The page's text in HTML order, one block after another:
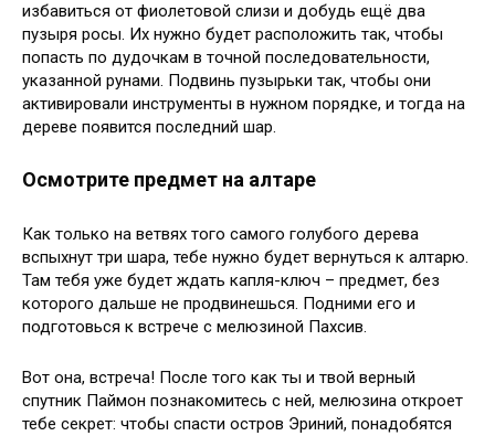
избавиться от фиолетовой слизи и добудь ещё два
пузыря росы. Их нужно будет расположить так, чтобы
попасть по дудочкам в точной последовательности,
указанной рунами. Подвинь пузырьки так, чтобы они
активировали инструменты в нужном порядке, и тогда на
дереве появится последний шар.
Осмотрите предмет на алтаре
Как только на ветвях того самого голубого дерева
вспыхнут три шара, тебе нужно будет вернуться к алтарю.
Там тебя уже будет ждать капля-ключ – предмет, без
которого дальше не продвинешься. Подними его и
подготовься к встрече с мелюзиной Пахсив.
Вот она, встреча! После того как ты и твой верный
спутник Паймон познакомитесь с ней, мелюзина откроет
тебе секрет: чтобы спасти остров Эриний, понадобятся